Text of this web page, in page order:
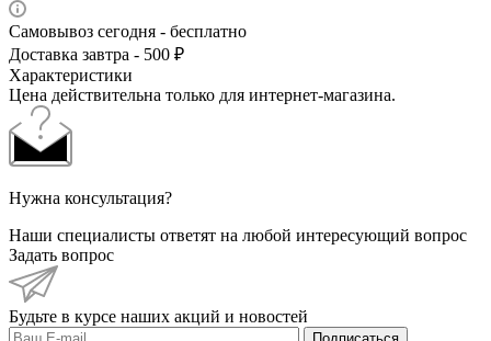
Самовывоз сегодня - бесплатно
Доставка завтра - 500 ₽
Характеристики
Цена действительна только для интернет-магазина.
Нужна консультация?
Наши специалисты ответят на любой интересующий вопрос
Задать вопрос
Будьте в курсе наших акций и новостей